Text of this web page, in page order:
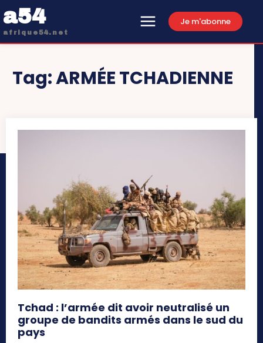
a54
afrique54.net
Je m'abonne
Tag:ARMÉE TCHADIENNE
Tchad : l’armée dit avoir neutralisé un
groupe de bandits armés dans le sud du
pays